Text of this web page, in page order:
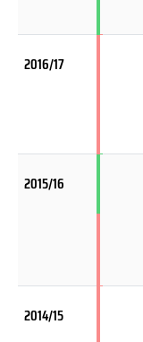
2016/17
2015/16
2014/15